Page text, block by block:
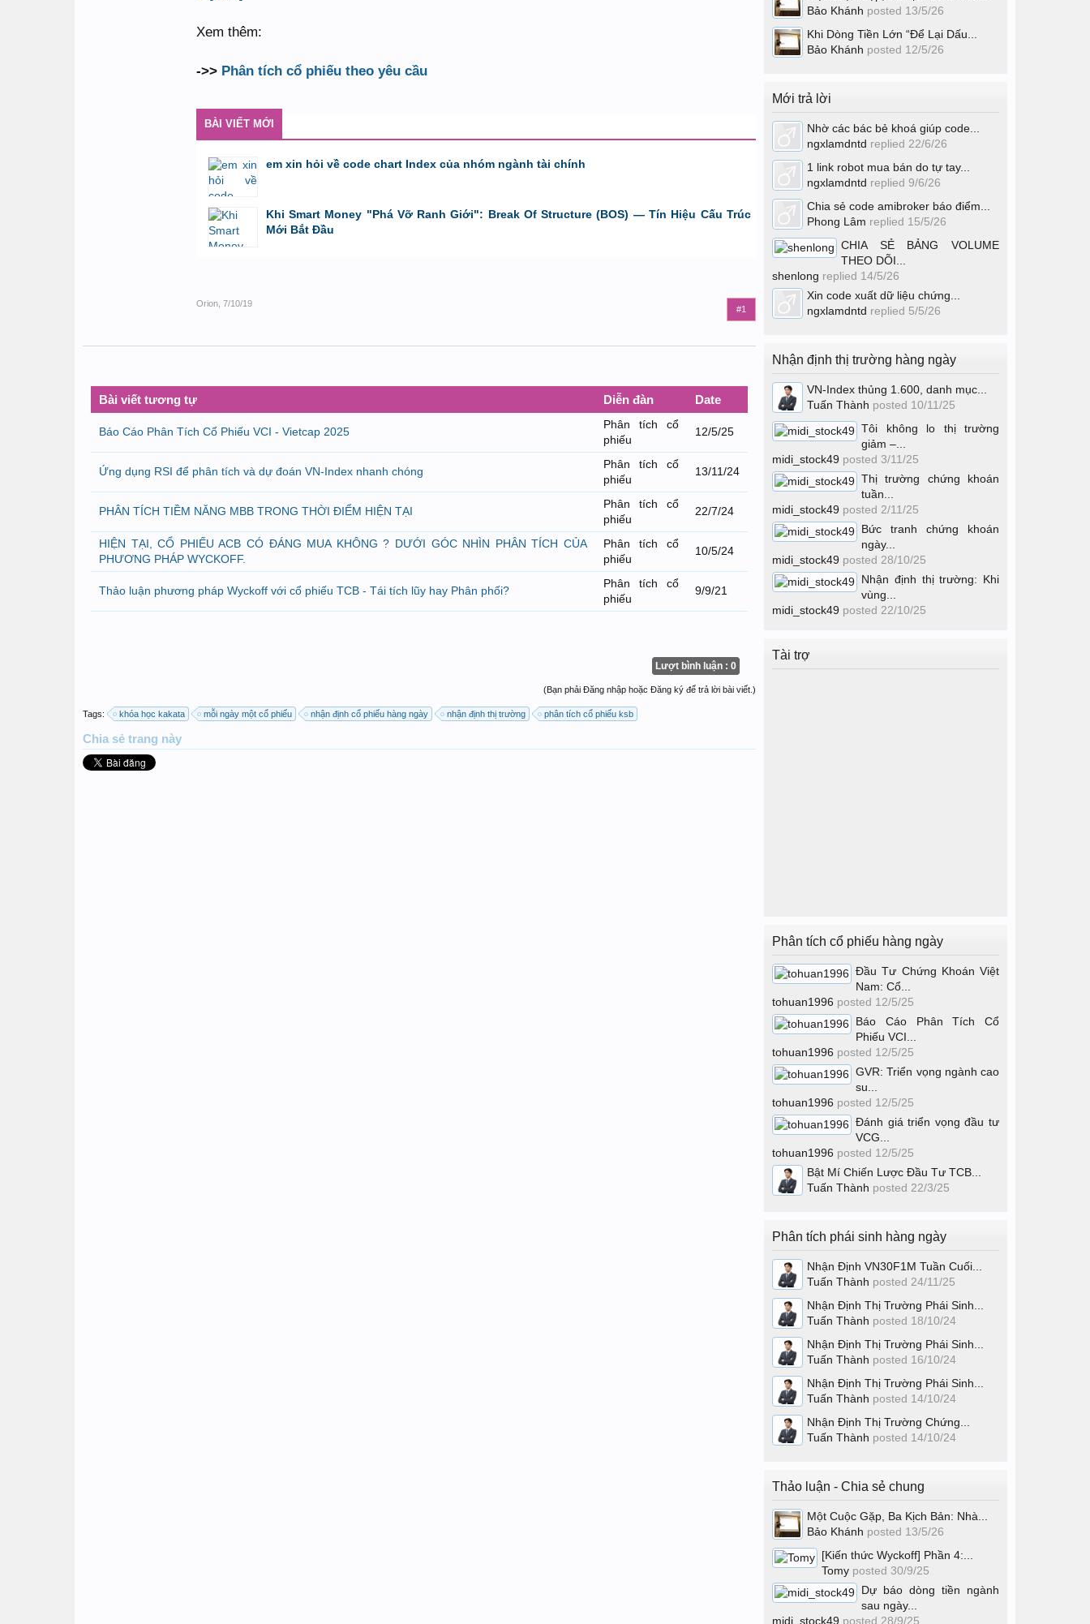
Xem thêm:
->> Phân tích cổ phiếu theo yêu cầu
BÀI VIẾT MỚI
em xin hỏi về code chart Index của nhóm ngành tài chính
bởi GiaBao09052000 ,8/7/26 lúc 10:21
Khi Smart Money "Phá Vỡ Ranh Giới": Break Of Structure (BOS) — Tín Hiệu Cấu Trúc
Mới Bắt Đầu
Orion 7/10/19
#1
Bài viết tương tự Diễn đàn Date
Báo Cáo Phân Tích Cổ Phiếu VCI - Vietcap 2025
Phân tích cổ
phiếu
12/5/25
Ứng dụng RSI để phân tích và dự đoán VN-Index nhanh chóng
Phân tích cổ
phiếu
13/11/24
PHÂN TÍCH TIỀM NĂNG MBB TRONG THỜI ĐIỂM HIỆN TẠI
Phân tích cổ
phiếu
22/7/24
HIỆN TẠI, CỔ PHIẾU ACB CÓ ĐÁNG MUA KHÔNG ? DƯỚI GÓC NHÌN PHÂN TÍCH CỦA
PHƯƠNG PHÁP WYCKOFF.
Phân tích cổ
phiếu
10/5/24
Thảo luận phương pháp Wyckoff với cổ phiếu TCB - Tái tích lũy hay Phân phối?
Phân tích cổ
phiếu
9/9/21
Lượt bình luận : 0
(Bạn phải Đăng nhập hoặc Đăng ký để trả lời bài viết.)
Tags: khóa học kakata mỗi ngày một cổ phiếu nhận định cổ phiếu hàng ngày nhận định thị trường phân tích cổ phiếu ksb
Chia sẻ trang này
Bảo Khánh posted 13/5/26
Khi Dòng Tiền Lớn “Để Lại Dấu...
Bảo Khánh posted 12/5/26
Mới trả lời
Nhờ các bác bẻ khoá giúp code...
ngxlamdntd replied 22/6/26
1 link robot mua bán do tự tay...
ngxlamdntd replied 9/6/26
Chia sẻ code amibroker báo điểm...
Phong Lâm replied 15/5/26
CHIA SẺ BẢNG VOLUME
THEO DÕI...
shenlong replied 14/5/26
Xin code xuất dữ liệu chứng...
ngxlamdntd replied 5/5/26
Nhận định thị trường hàng ngày
VN-Index thủng 1.600, danh mục...
Tuấn Thành posted 10/11/25
Tôi không lo thị trường
giảm –...
midi_stock49 posted 3/11/25
Thị trường chứng khoán
tuần...
midi_stock49 posted 2/11/25
Bức tranh chứng khoán
ngày...
midi_stock49 posted 28/10/25
Nhận định thị trường: Khi
vùng...
midi_stock49 posted 22/10/25
Tài trợ
Phân tích cổ phiếu hàng ngày
Đầu Tư Chứng Khoán Việt
Nam: Cổ...
tohuan1996 posted 12/5/25
Báo Cáo Phân Tích Cổ
Phiếu VCI...
tohuan1996 posted 12/5/25
GVR: Triển vọng ngành cao
su...
tohuan1996 posted 12/5/25
Đánh giá triển vọng đầu tư
VCG...
tohuan1996 posted 12/5/25
Bật Mí Chiến Lược Đầu Tư TCB...
Tuấn Thành posted 22/3/25
Phân tích phái sinh hàng ngày
Nhận Định VN30F1M Tuần Cuối...
Tuấn Thành posted 24/11/25
Nhận Định Thị Trường Phái Sinh...
Tuấn Thành posted 18/10/24
Nhận Định Thị Trường Phái Sinh...
Tuấn Thành posted 16/10/24
Nhận Định Thị Trường Phái Sinh...
Tuấn Thành posted 14/10/24
Nhận Định Thị Trường Chứng...
Tuấn Thành posted 14/10/24
Thảo luận - Chia sẻ chung
Một Cuộc Gặp, Ba Kịch Bản: Nhà...
Bảo Khánh posted 13/5/26
[Kiến thức Wyckoff] Phần 4:...
Tomy posted 30/9/25
Dự báo dòng tiền ngành
sau ngày...
midi_stock49 posted 28/9/25